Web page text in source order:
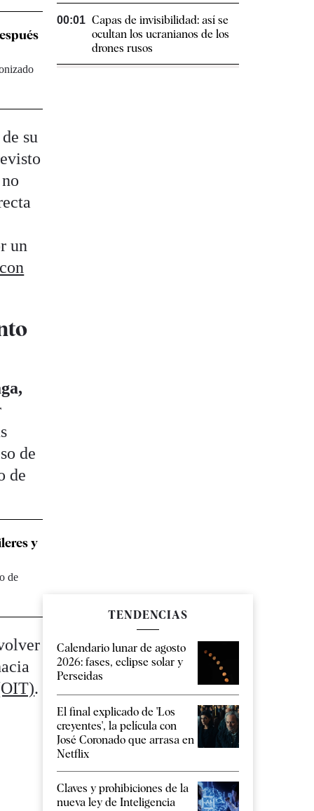
su
un
de
de
y
de
.
00:01 Capas de invisibilidad: así se
ocultan los ucranianos de los
drones rusos
TENDENCIAS
Calendario lunar de agosto
2026: fases, eclipse solar y
Perseidas
El final explicado de 'Los
creyentes', la película con
José Coronado que arrasa en
Netflix
Claves y prohibiciones de la
nueva ley de Inteligencia